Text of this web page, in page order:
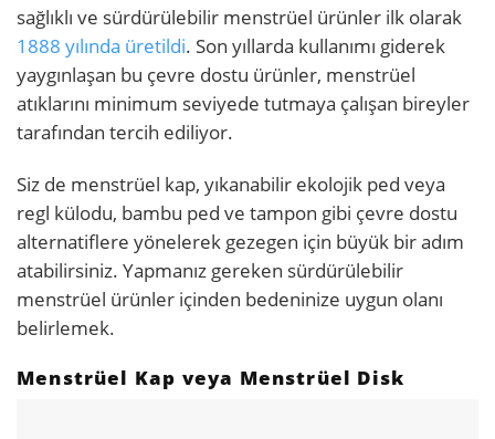
sağlıklı ve sürdürülebilir menstrüel ürünler ilk olarak
1888 yılında üretildi. Son yıllarda kullanımı giderek
yaygınlaşan bu çevre dostu ürünler, menstrüel
atıklarını minimum seviyede tutmaya çalışan bireyler
tarafından tercih ediliyor.
Siz de menstrüel kap, yıkanabilir ekolojik ped veya
regl külodu, bambu ped ve tampon gibi çevre dostu
alternatiflere yönelerek gezegen için büyük bir adım
atabilirsiniz. Yapmanız gereken sürdürülebilir
menstrüel ürünler içinden bedeninize uygun olanı
belirlemek.
Menstrüel Kap veya Menstrüel Disk